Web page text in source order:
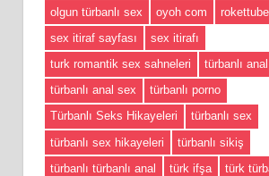
olgun türbanlı sex
oyoh com
sex itiraf sayfası
sex itirafı
turk romantik sex sahneleri
türbanlı
türbanlı anal sex
türbanlı porno
Türbanlı Seks Hikayeleri
türbanlı sex
türbanlı sex hikayeleri
türbanlı sikiş
türbanlı türbanlı anal
türk ifşa
türk